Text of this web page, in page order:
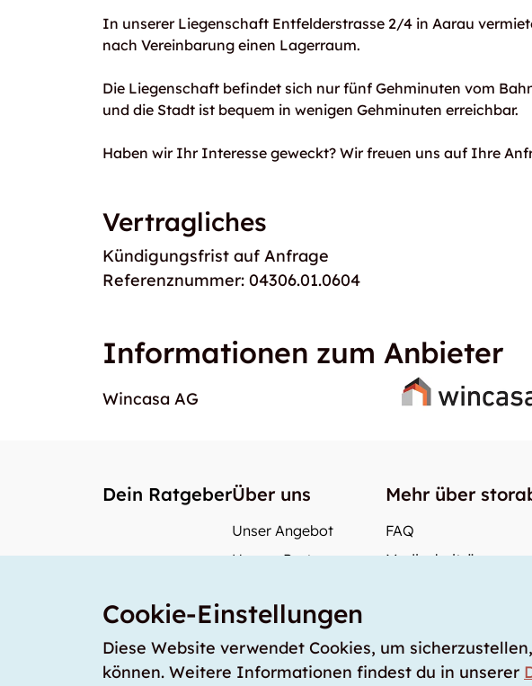
In unserer Liegenschaft Entfelderstrasse 2/4 in Aarau
nach Vereinbarung einen Lagerraum.
Die Liegenschaft befindet sich nur fünf Gehminuten vom
und die Stadt ist bequem in wenigen Gehminuten erreichbar.
Haben wir Ihr Interesse geweckt? Wir freuen uns auf Ihre
Vertragliches
Kündigungsfrist auf Anfrage
Referenznummer: 04306.01.0604
Informationen zum Anbieter
Wincasa AG
Dein RatgeberÜber uns
Unser Angebot
Unsere Partner
Unsere Preise
storabble Deutschland
storabble Österreich
Mehr über
FAQ
Medienbeiträge
Cookie-Einstellungen
Diese Website verwendet Cookies, um
können. Weitere Informationen findest du in unserer